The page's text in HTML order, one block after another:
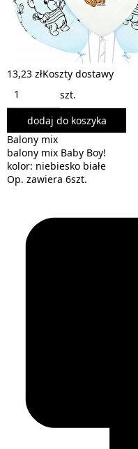
13,23 złKoszty dostawy
szt.
dodaj do koszyka
Balony mix
balony mix Baby Boy!
kolor: niebiesko białe
Op. zawiera 6szt.